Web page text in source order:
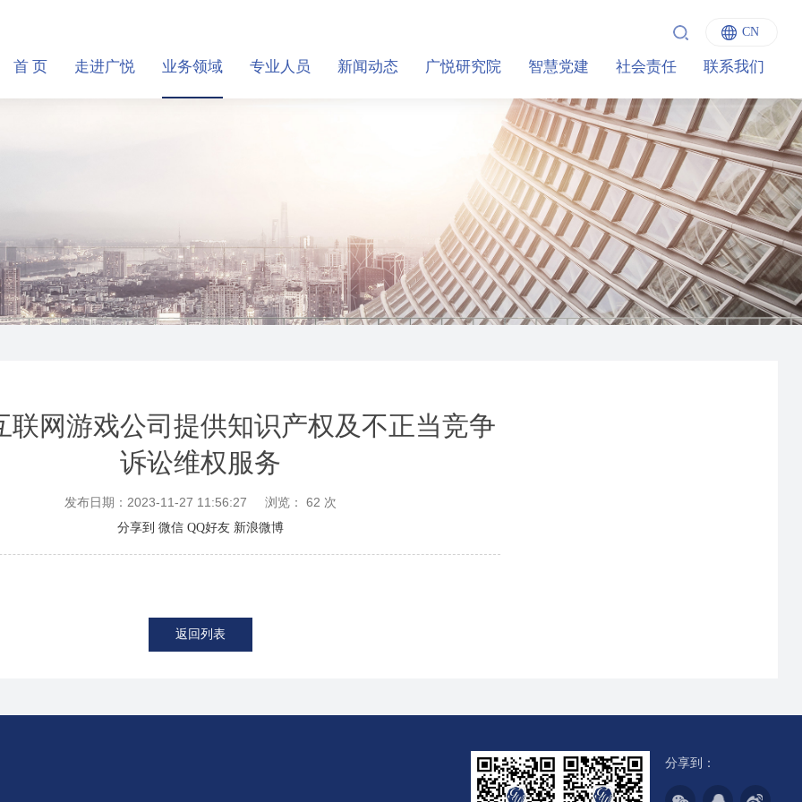
首 页 走进广悦 业务领域 专业人员 新闻动态 广悦研究院 智慧党建 社会责任 联系我们
CN
English
Italiano
Français
联网游戏公司提供知识产权及不正当竞争
诉讼维权服务
发布日期：2023-11-27 11:56:27 浏览： 62 次
分享到 微信 QQ好友 新浪微博
返回列表
分享到：